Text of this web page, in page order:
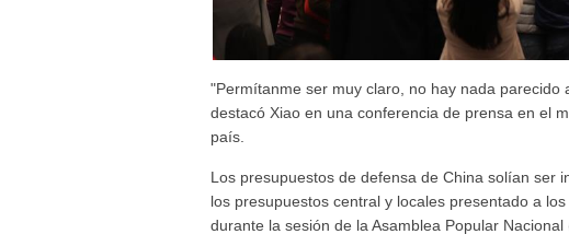
"Permítanme ser muy claro, no hay nada parecido
destacó Xiao en una conferencia de prensa en el
país.
Los presupuestos de defensa de China solían ser
los presupuestos central y locales presentado a
durante la sesión de la Asamblea Popular Nacional